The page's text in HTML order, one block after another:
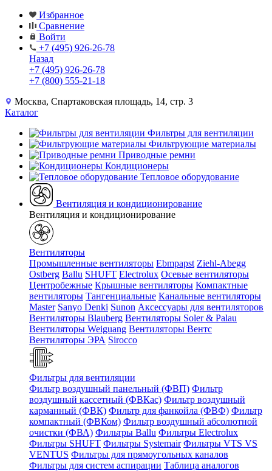
Избранное
Сравнение
Войти
+7 (495) 926-26-78
Назад
+7 (495) 926-26-78
+7 (800) 555-21-18
Москва, Спартаковская площадь, 14, стр. 3
Каталог
Фильтры для вентиляции
Фильтрующие материалы
Приводные ремни
Кондиционеры
Тепловое оборудование
Вентиляция и кондиционирование
Вентиляция и кондиционирование
Вентиляторы
Промышленные вентиляторы Ebmpapst Ziehl-Abegg
Ostberg Ballu SHUFT Electrolux Осевые вентиляторы
Центробежные Крышные вентиляторы Компактные
вентиляторы Тангенциальные Канальные вентиляторы
Master Sanyo Denki Sunon Аксессуары для вентиляторов
Вентиляторы Blauberg Вентиляторы Soler & Palau
Вентиляторы Weiguang Вентиляторы Вентс
Вентиляторы ЭРА Sirocco
Фильтры для вентиляции
Фильтр воздушный панельный (ФВП) Фильтр
воздушный кассетный (ФВКас) Фильтр воздушный
карманный (ФВК) Фильтр для фанкойла (ФВФ) Фильтр
компактный (ФВКом) Фильтр воздушный абсолютной
очистки (ФВА) Фильтры Ballu Фильтры Electrolux
Фильтры SHUFT Фильтры Systemair Фильтры VTS VS
VENTUS Фильтры для прямоугольных каналов
Фильтры для систем аспирации Таблица аналогов